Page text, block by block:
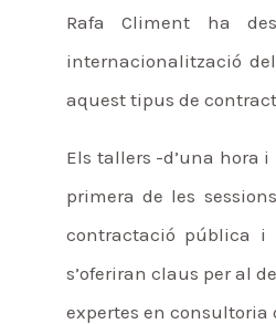
Rafa Climent ha
internacionalització
aquest tipus de
Els tallers -d’una hora
primera de les
contractació pública i
s’oferiran claus per al
expertes en